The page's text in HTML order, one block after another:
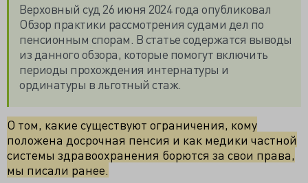
Верховный суд 26 июня 2024 года опубликовал
Обзор практики рассмотрения судами дел по
пенсионным спорам. В статье содержатся выводы
из данного обзора, которые помогут включить
периоды прохождения интернатуры и
ординатуры в льготный стаж.
О том, какие существуют ограничения, кому
положена досрочная пенсия и как медики частной
системы здравоохранения борются за свои права,
мы писали ранее.